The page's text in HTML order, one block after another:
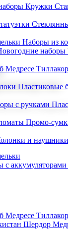
Кружки
Наборы из
наборы
Медресе
Пластиковые
с ручками
Промо-
и наушники
подарков
с аккумуляторами
Медресе
Шердор